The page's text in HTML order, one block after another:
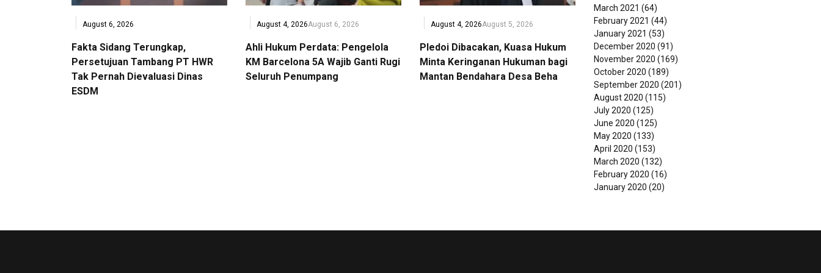
August 6, 2026
Fakta Sidang Terungkap,
Persetujuan Tambang PT HWR
Tak Pernah Dievaluasi Dinas
ESDM
August 4, 2026August 6, 2026
Ahli Hukum Perdata: Pengelola
KM Barcelona 5A Wajib Ganti Rugi
Seluruh Penumpang
August 4, 2026August 5, 2026
Pledoi Dibacakan, Kuasa Hukum
Minta Keringanan Hukuman bagi
Mantan Bendahara Desa Beha
March 2021 (64)
February 2021 (44)
January 2021 (53)
December 2020 (91)
November 2020 (169)
October 2020 (189)
September 2020 (201)
August 2020 (115)
July 2020 (125)
June 2020 (125)
May 2020 (133)
April 2020 (153)
March 2020 (132)
February 2020 (16)
January 2020 (20)